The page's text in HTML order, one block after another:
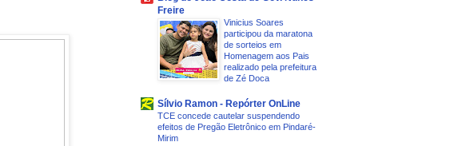
Freire
Vinicius Soares
participou da maratona
de sorteios em
Homenagem aos Pais
realizado pela prefeitura
de Zé Doca
Sílvio Ramon - Repórter OnLine
TCE concede cautelar suspendendo
efeitos de Pregão Eletrônico em Pindaré-
Mirim